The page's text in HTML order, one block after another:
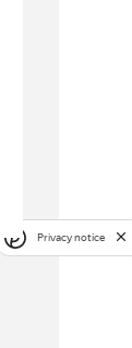
Privacy notice